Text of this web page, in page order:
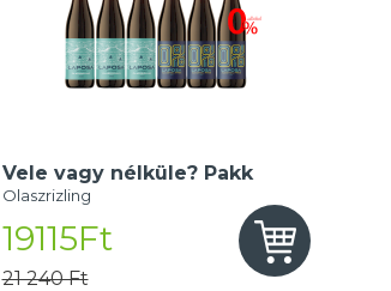
Vele vagy nélküle? Pakk
Olaszrizling
19115Ft
21 240 Ft